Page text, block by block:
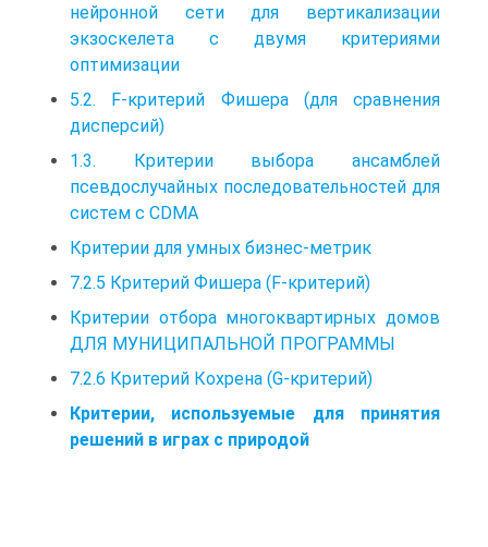
нейронной сети для вертикализации
экзоскелета с двумя критериями
оптимизации
5.2. F-критерий Фишера (для сравнения
дисперсий)
1.3. Критерии выбора ансамблей
псевдослучайных последовательностей для
систем с CDMA
Критерии для умных бизнес-метрик
7.2.5 Критерий Фишера (F-критерий)
Критерии отбора многоквартирных домов
ДЛЯ МУНИЦИПАЛЬНОЙ ПРОГРАММЫ
7.2.6 Критерий Кохрена (G-критерий)
Критерии, используемые для принятия
решений в играх с природой